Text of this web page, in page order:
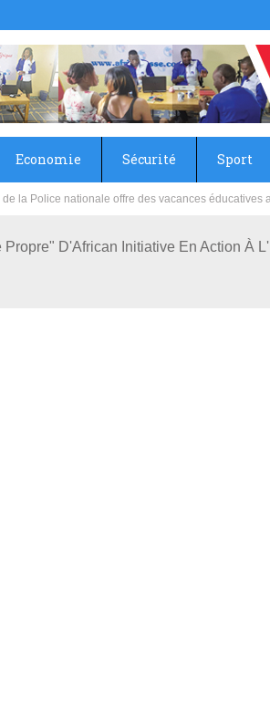
Economie Sécurité Sport
collège du Camp Général Aboubacar Sangoulé
D'African Initiative En Action À